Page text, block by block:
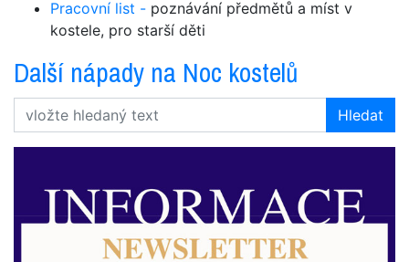
Pracovní list - poznávání předmětů a míst v
kostele, pro starší děti
Další nápady na Noc kostelů
Hledat